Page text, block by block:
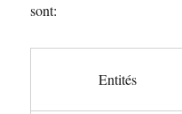
sont:
Entités